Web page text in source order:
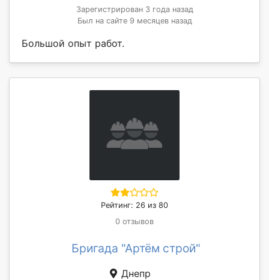
Зарегистрирован 3 года назад
Был на сайте 9 месяцев назад
Большой опыт работ.
Рейтинг: 26 из 80
0 отзывов
Бригада "Артём строй"
Днепр